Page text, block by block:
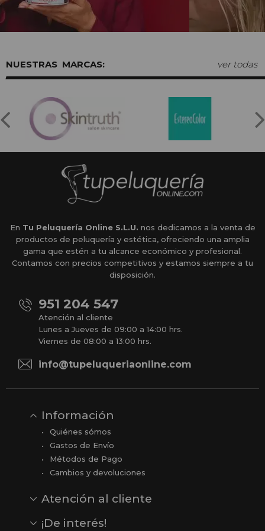
MARCAS: ver todas
En Tu Peluquería Online S.L.U. nos dedicamos a la venta de
productos de peluquería y estética, ofreciendo una amplia
gama que estén a tu alcance económico y profesional.
Contamos con precios competitivos y estamos siempre a tu
disposición.
951 204 547
Atención al cliente
Lunes a Jueves de 09:00 a 14:00 hrs.
Viernes de 08:00 a 13:00 hrs.
info@tupeluqueriaonline.com
Información
Quiénes sómos
Gastos de Envío
Métodos de Pago
Cambios y devoluciones
Atención al cliente
Opiniones
Reseñas en Google
¡De interés!